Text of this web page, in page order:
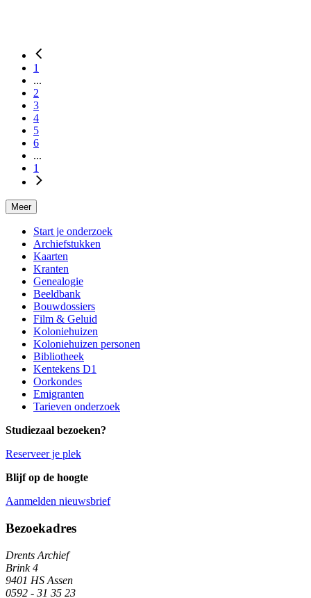
1
...
2
3
4
5
6
...
1
Meer
Start je onderzoek
Archiefstukken
Kaarten
Kranten
Genealogie
Beeldbank
Bouwdossiers
Film & Geluid
Koloniehuizen
Koloniehuizen personen
Bibliotheek
Kentekens D1
Oorkondes
Emigranten
Tarieven onderzoek
Studiezaal bezoeken?
Reserveer je plek
Blijf op de hoogte
Aanmelden nieuwsbrief
Algemene informatie
Bezoekadres
Drents Archief
Brink 4
9401 HS Assen
0592 - 31 35 23